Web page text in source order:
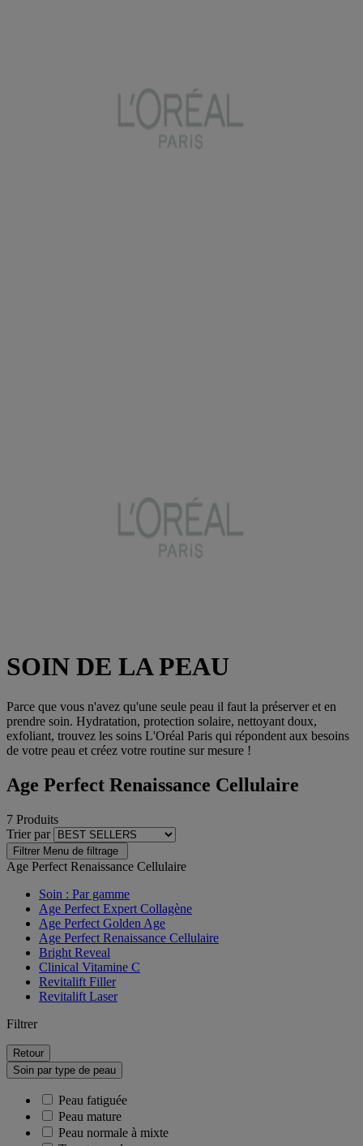
SOIN DE LA PEAU
Parce que vous n'avez qu'une seule peau il faut la préserver et en
prendre soin. Hydratation, protection solaire, nettoyant doux,
exfoliant, trouvez les soins L'Oréal Paris qui répondent aux besoins
de votre peau et créez votre routine sur mesure !
Age Perfect Renaissance Cellulaire
7 Produits
Trier par
Filtrer Menu de filtrage
Age Perfect Renaissance Cellulaire
Soin : Par gamme
Age Perfect Expert Collagène
Age Perfect Golden Age
Age Perfect Renaissance Cellulaire
Bright Reveal
Clinical Vitamine C
Revitalift Filler
Revitalift Laser
Filtrer
Retour
Soin par type de peau
Peau fatiguée
Peau mature
Peau normale à mixte